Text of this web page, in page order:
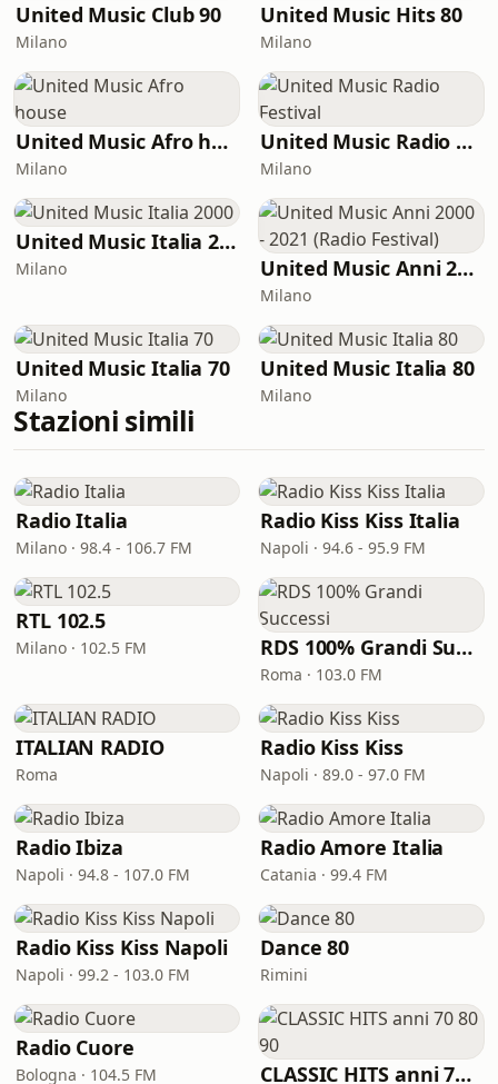
United Music Club 90
Milano
United Music Hits 80
Milano
United Music Afro house
Milano
United Music Radio Festival
Milano
United Music Italia 2000
Milano United Music Anni 2000 - 2021 (Radio Festival)
Milano
United Music Italia 70
Milano
United Music Italia 80
Milano
Stazioni simili
Radio Italia
Milano · 98.4 - 106.7 FM
Radio Kiss Kiss Italia
Napoli · 94.6 - 95.9 FM
RTL 102.5
Milano · 102.5 FM RDS 100% Grandi Successi
Roma · 103.0 FM
ITALIAN RADIO
Roma
Radio Kiss Kiss
Napoli · 89.0 - 97.0 FM
Radio Ibiza
Napoli · 94.8 - 107.0 FM
Radio Amore Italia
Catania · 99.4 FM
Radio Kiss Kiss Napoli
Napoli · 99.2 - 103.0 FM
Dance 80
Rimini
Radio Cuore
Bologna · 104.5 FM CLASSIC HITS anni 70 80 90